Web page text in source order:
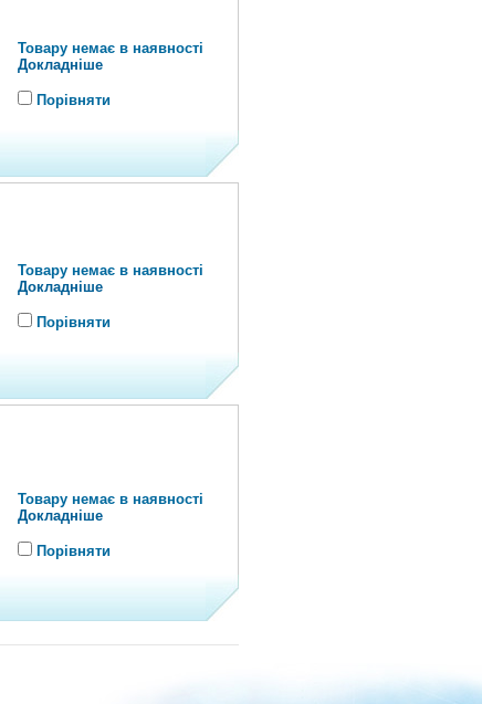
Товару немає в наявності
Докладніше
Порівняти
Товару немає в наявності
Докладніше
Порівняти
Товару немає в наявності
Докладніше
Порівняти